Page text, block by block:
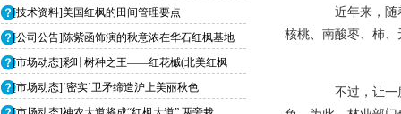
[技术资料]美国红枫的田间管理要点
[公司公告]陈紫函饰演的秋意浓在华石红枫基地
[市场动态]彩叶树种之王——红花槭(北美红枫
[市场动态]‘密实’卫矛缔造沪上美丽秋色
近年来，随着
核桃、南酸枣、柿
不过，让一度